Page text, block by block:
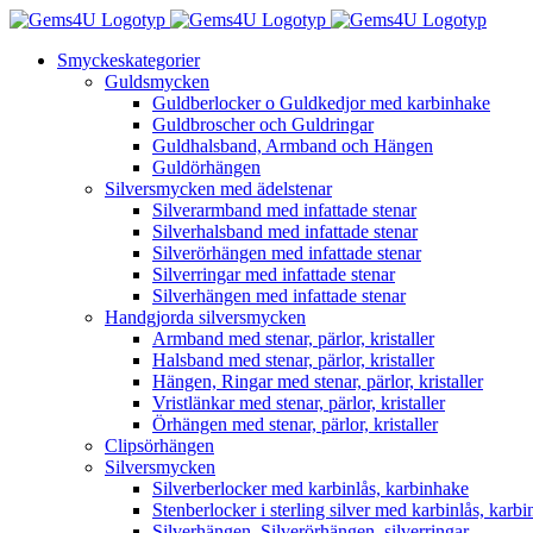
Fortsätt
innehålletSmyckeskategorier
Guldsmycken
Guldberlocker o Guldkedjor med karbinhake
Guldbroscher och Guldringar
Guldhalsband, Armband och Hängen
Guldörhängen
Silversmycken med ädelstenar
Silverarmband med infattade stenar
Silverhalsband med infattade stenar
Silverörhängen med infattade stenar
Silverringar med infattade stenar
Silverhängen med infattade stenar
Handgjorda silversmycken
Armband med stenar, pärlor, kristaller
Halsband med stenar, pärlor, kristaller
Hängen, Ringar med stenar, pärlor, kristaller
Vristlänkar med stenar, pärlor, kristaller
Örhängen med stenar, pärlor, kristaller
Clipsörhängen
Silversmycken
Silverberlocker med karbinlås, karbinhake
Stenberlocker i sterling silver med karbinlås,